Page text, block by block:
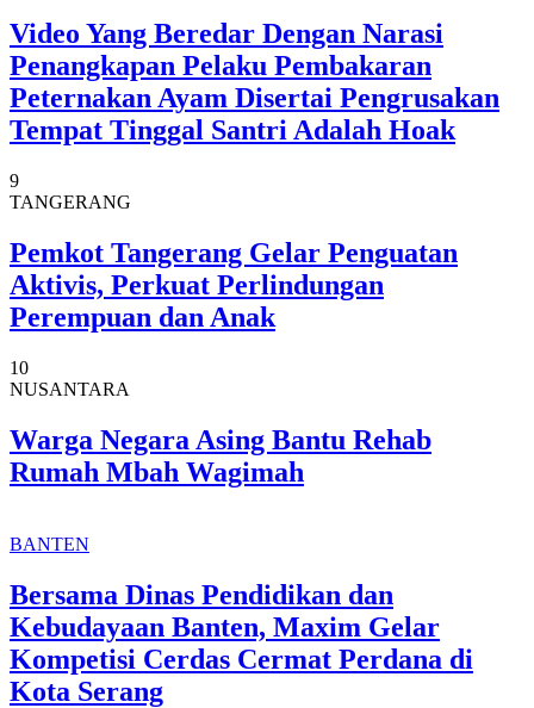
Video Yang Beredar Dengan Narasi
Penangkapan Pelaku Pembakaran
Peternakan Ayam Disertai Pengrusakan
Tempat Tinggal Santri Adalah Hoak
9
TANGERANG
Pemkot Tangerang Gelar Penguatan
Aktivis, Perkuat Perlindungan
Perempuan dan Anak
10
NUSANTARA
Warga Negara Asing Bantu Rehab
Rumah Mbah Wagimah
BANTEN
Bersama Dinas Pendidikan dan
Kebudayaan Banten, Maxim Gelar
Kompetisi Cerdas Cermat Perdana di
Kota Serang